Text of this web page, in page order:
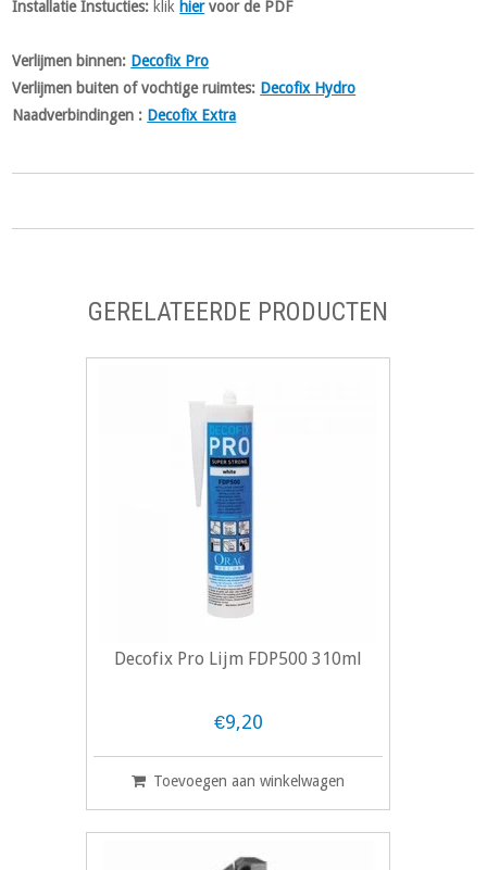
Installatie Instucties: klik hiervoor de PDF
Verlijmen binnen: Decofix Pro
Verlijmen buiten of vochtige ruimtes: Decofix Hydro
Naadverbindingen : Decofix Extra
GERELATEERDE PRODUCTEN
Decofix Pro Lijm FDP500 310ml
€9,20
Toevoegen aan winkelwagen